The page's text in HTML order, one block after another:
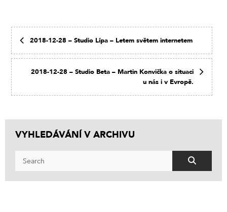
2018-12-28 – Studio Lípa – Letem světem internetem
2018-12-28 – Studio Beta – Martin Konvička o situaci
u nás i v Evropě.
VYHLEDÁVÁNÍ V ARCHIVU